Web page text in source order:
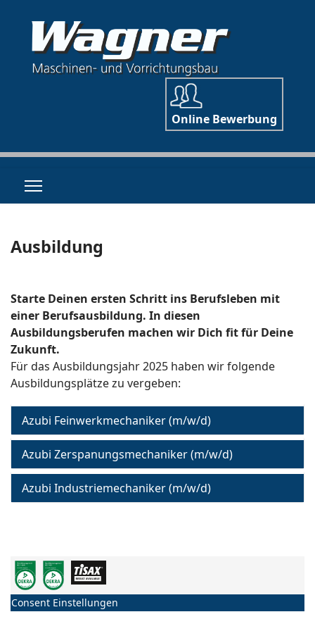
Online Bewerbung
Ausbildung
Starte Deinen ersten Schritt ins Berufsleben mit
einer Berufsausbildung. In diesen
Ausbildungsberufen machen wir Dich fit für Deine
Zukunft.
Für das Ausbildungsjahr 2025 haben wir folgende
Ausbildungsplätze zu vergeben:
Azubi Feinwerkmechaniker (m/w/d)
Azubi Zerspanungsmechaniker (m/w/d)
Azubi Industriemechaniker (m/w/d)
Consent Einstellungen